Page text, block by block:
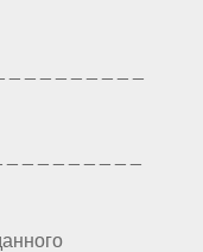
_ _ _ _ _ _ _ _
_ _ _ _ _ _ _ _